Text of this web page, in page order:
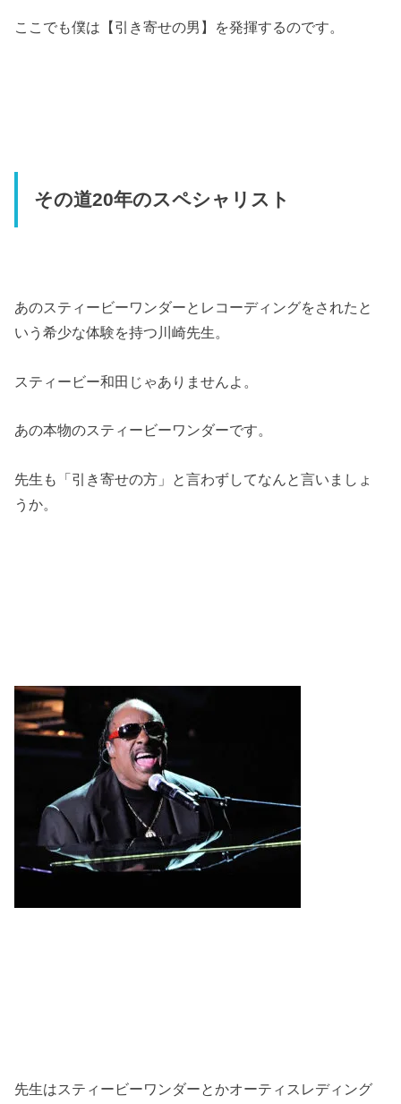
ここでも僕は【引き寄せの男】を発揮するのです。
その道20年のスペシャリスト
あのスティービーワンダーとレコーディングをされたと
いう希少な体験を持つ川崎先生。
スティービー和田じゃありませんよ。
あの本物のスティービーワンダーです。
先生も「引き寄せの方」と言わずしてなんと言いましょ
うか。
先生はスティービーワンダーとかオーティスレディング